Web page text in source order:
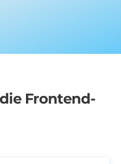
Frontend-